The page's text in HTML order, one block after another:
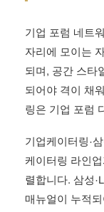
기업 포럼 네트
자리에 모이는
되며, 공간 스타
되어야 격이 채
링은 기업 포럼
기업케이터링·
케이터링 라인
렬합니다. 삼성
매뉴얼이 누적